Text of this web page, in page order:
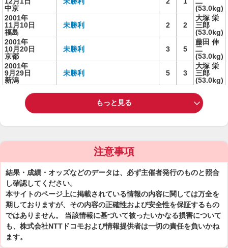
中京
(53.0kg)
2001年
11月10日
福島
未勝利 2 2
大塚 栄
三郎
(53.0kg)
2001年
10月20日
京都
未勝利 3 5
藤田 伸
二
(53.0kg)
2001年
9月29日
新潟
未勝利 5 3
大塚 栄
三郎
(53.0kg)
もっと見る
注意事項
結果・成績・オッズなどのデータは、必ず主催者発行のものと照合
し確認してください。
本サイトのページ上に掲載されている情報の内容に関しては万全を
期しておりますが、その内容の正確性および安全性を保証するもの
ではありません。 当該情報に基づいて被ったいかなる損害について
も、株式会社NTTドコモおよび情報提供者は一切の責任を負いかね
ます。